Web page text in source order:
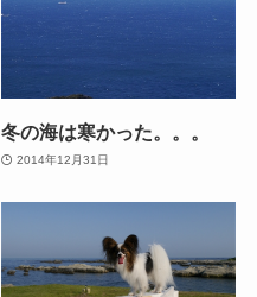
冬の海は寒かった。。。
2014年12月31日